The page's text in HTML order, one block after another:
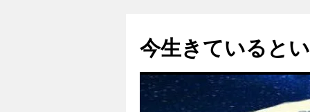
今生きていると